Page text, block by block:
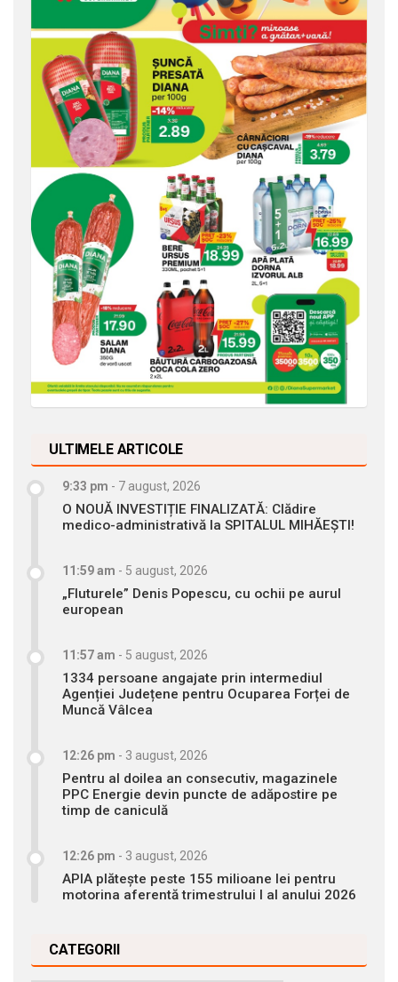
ULTIMELE ARTICOLE
9:33 pm - 7 august, 2026
O NOUĂ INVESTIȚIE FINALIZATĂ: Clădire
medico-administrativă la SPITALUL MIHĂEȘTI!
11:59 am - 5 august, 2026
„Fluturele” Denis Popescu, cu ochii pe aurul
european
11:57 am - 5 august, 2026
1334 persoane angajate prin intermediul
Agenției Județene pentru Ocuparea Forței de
Muncă Vâlcea
12:26 pm - 3 august, 2026
Pentru al doilea an consecutiv, magazinele
PPC Energie devin puncte de adăpostire pe
timp de caniculă
12:26 pm - 3 august, 2026
APIA plătește peste 155 milioane lei pentru
motorina aferentă trimestrului I al anului 2026
CATEGORII